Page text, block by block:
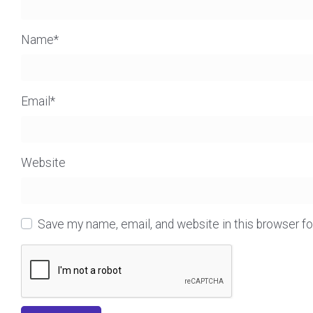
Name*
Email *
Website
Save my name, email, and website in this browser